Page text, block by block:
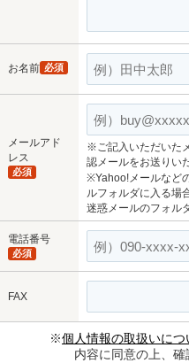
お名前 必須
メールアド
レス
必須
※ご記入いただいた
認メールをお送りい
※Yahoo!メールなど
ルフォルダに入る場
迷惑メールのフォル
電話番号
必須
FAX
※個人情報の取扱いにつ
内容に同意の上、確